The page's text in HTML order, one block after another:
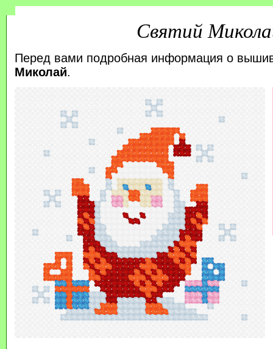
Святий
Перед вами подробная информация о
Миколай.